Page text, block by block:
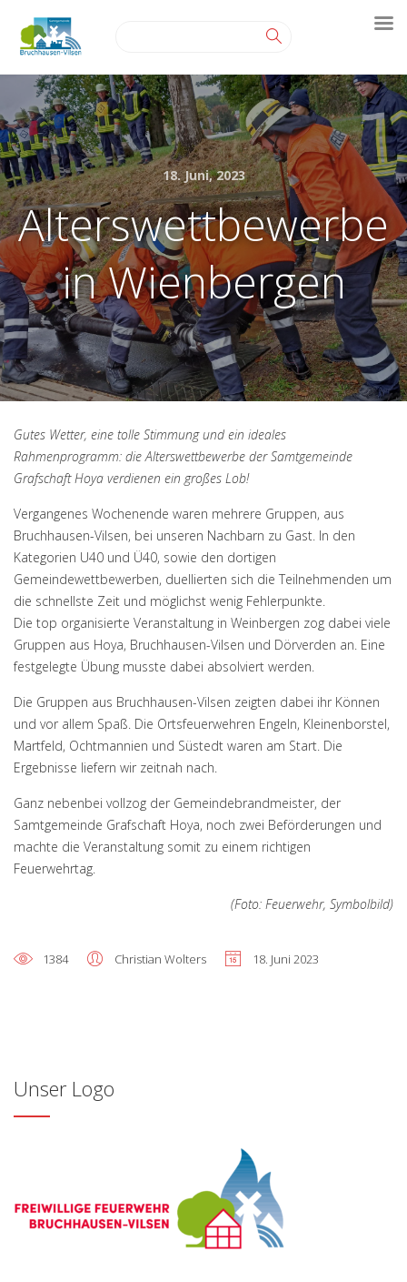
18. Juni, 2023
Alterswettbewerbe
in Wienbergen
Gutes Wetter, eine tolle Stimmung und ein ideales
Rahmenprogramm: die Alterswettbewerbe der Samtgemeinde
Grafschaft Hoya verdienen ein großes Lob!
Vergangenes Wochenende waren mehrere Gruppen, aus
Bruchhausen-Vilsen, bei unseren Nachbarn zu Gast. In den
Kategorien U40 und Ü40, sowie den dortigen
Gemeindewettbewerben, duellierten sich die Teilnehmenden um
die schnellste Zeit und möglichst wenig Fehlerpunkte.
Die top organisierte Veranstaltung in Weinbergen zog dabei viele
Gruppen aus Hoya, Bruchhausen-Vilsen und Dörverden an. Eine
festgelegte Übung musste dabei absolviert werden.
Die Gruppen aus Bruchhausen-Vilsen zeigten dabei ihr Können
und vor allem Spaß. Die Ortsfeuerwehren Engeln, Kleinenborstel,
Martfeld, Ochtmannien und Süstedt waren am Start. Die
Ergebnisse liefern wir zeitnah nach.
Ganz nebenbei vollzog der Gemeindebrandmeister, der
Samtgemeinde Grafschaft Hoya, noch zwei Beförderungen und
machte die Veranstaltung somit zu einem richtigen
Feuerwehrtag.
(Foto: Feuerwehr, Symbolbild)
1384 Christian Wolters 18. Juni 2023
Unser Logo